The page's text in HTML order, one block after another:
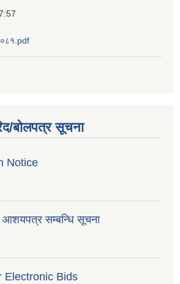
बोलपत्र सूचना
Notice
आशयपत्र सम्बन्धि सूचना
Electronic Bids